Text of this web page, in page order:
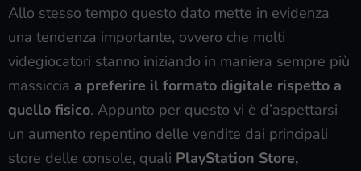
Allo stesso tempo questo dato mette in evidenza
una tendenza importante, ovvero che molti
videgiocatori stanno iniziando in maniera sempre più
massiccia a preferire il formato digitale rispetto a
quello fisico. Appunto per questo vi è d’aspettarsi
un aumento repentino delle vendite dai principali
store delle console, quali PlayStation Store,